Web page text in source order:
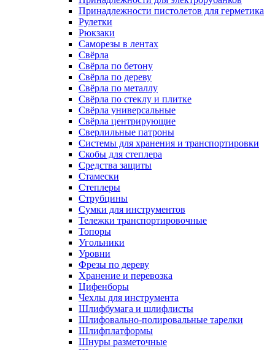
Принадлежности пистолетов для герметика
Рулетки
Рюкзаки
Саморезы в лентах
Свёрла
Свёрла по бетону
Свёрла по дереву
Свёрла по металлу
Свёрла по стеклу и плитке
Свёрла универсальные
Свёрла центрирующие
Сверлильные патроны
Системы для хранения и транспортировки
Скобы для степлера
Средства защиты
Стамески
Степлеры
Струбцины
Сумки для инструментов
Тележки транспортировочные
Топоры
Угольники
Уровни
Фрезы по дереву
Хранение и перевозка
Цифенборы
Чехлы для инструмента
Шлифбумага и шлифлисты
Шлифовально-полировальные тарелки
Шлифплатформы
Шнуры разметочные